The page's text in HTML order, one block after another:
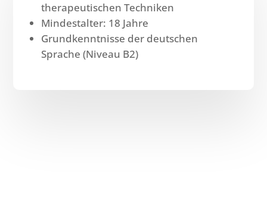
therapeutischen Techniken
Mindestalter: 18 Jahre
Grundkenntnisse der deutschen
Sprache (Niveau B2)